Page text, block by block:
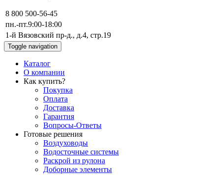
8 800 500-56-45
пн.-пт.9:00-18:00
1-й Вязовский пр-д., д.4, стр.19
Toggle navigation
Каталог
О компании
Как купить?
Покупка
Оплата
Доставка
Гарантия
Вопросы-Ответы
Готовые решения
Воздуховоды
Водосточные системы
Раскрой из рулона
Доборные элементы